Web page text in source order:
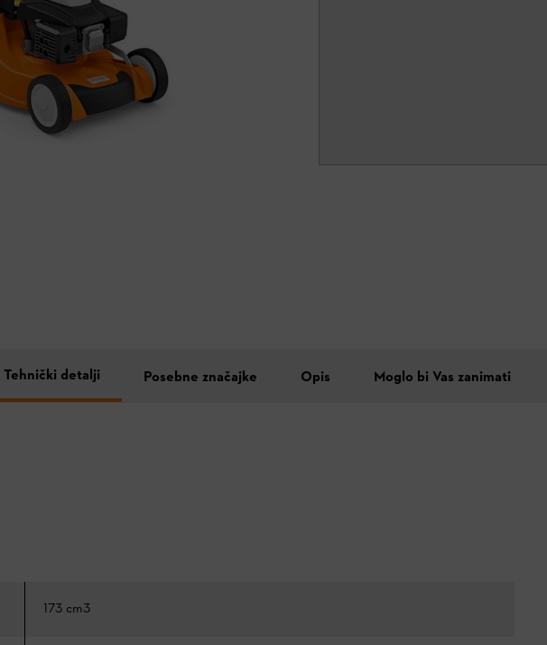
Tehnički detalji Posebne značajke Opis Moglo bi Vas zanimati
173 cm3